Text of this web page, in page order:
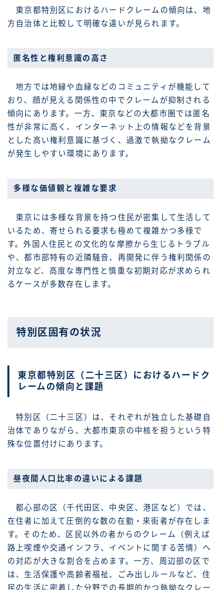
東京都特別区におけるハードクレームの傾向は、地
方自治体と比較して明確な違いが見られます。
匿名性と権利意識の高さ
地方では地縁や血縁などのコミュニティが機能して
おり、顔が見える関係性の中でクレームが抑制される
傾向にあります。一方、東京などの大都市圏では匿名
性が非常に高く、インターネット上の情報などを背景
とした高い権利意識に基づく、過激で執拗なクレーム
が発生しやすい環境にあります。
多様な価値観と複雑な要求
東京には多様な背景を持つ住民が密集して生活して
いるため、寄せられる要求も極めて複雑かつ多様で
す。外国人住民との文化的な摩擦から生じるトラブル
や、都市部特有の近隣騒音、再開発に伴う権利関係の
対立など、高度な専門性と慎重な初期対応が求められ
るケースが多数存在します。
特別区固有の状況
東京都特別区（二十三区）におけるハードク
レームの傾向と課題
特別区（二十三区）は、それぞれが独立した基礎自
治体でありながら、大都市東京の中核を担うという特
殊な位置付けにあります。
昼夜間人口比率の違いによる課題
都心部の区（千代田区、中央区、港区など）では、
在住者に加えて圧倒的な数の在勤・来街者が存在しま
す。そのため、区民以外の者からのクレーム（例えば
路上喫煙や交通インフラ、イベントに関する苦情）へ
の対応が大きな割合を占めます。一方、周辺部の区で
は、生活保護や高齢者福祉、ごみ出しルールなど、住
民の生活に密着した分野での長期的かつ執拗なクレー